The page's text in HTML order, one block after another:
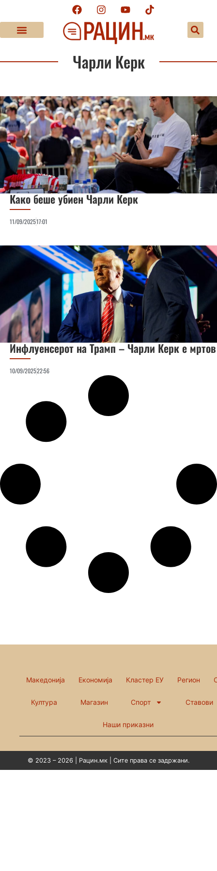
Чарли Керк
Како беше убиен Чарли Керк
11/09/202517:01
Инфлуенсерот на Трамп – Чарли Керк е мртов
10/09/202522:56
Македонија Економија Кластер ЕУ Регион
Култура Магазин Спорт Ставови
Наши приказни
© 2023 – 2026 | Рацин.мк | Сите права се задржани.